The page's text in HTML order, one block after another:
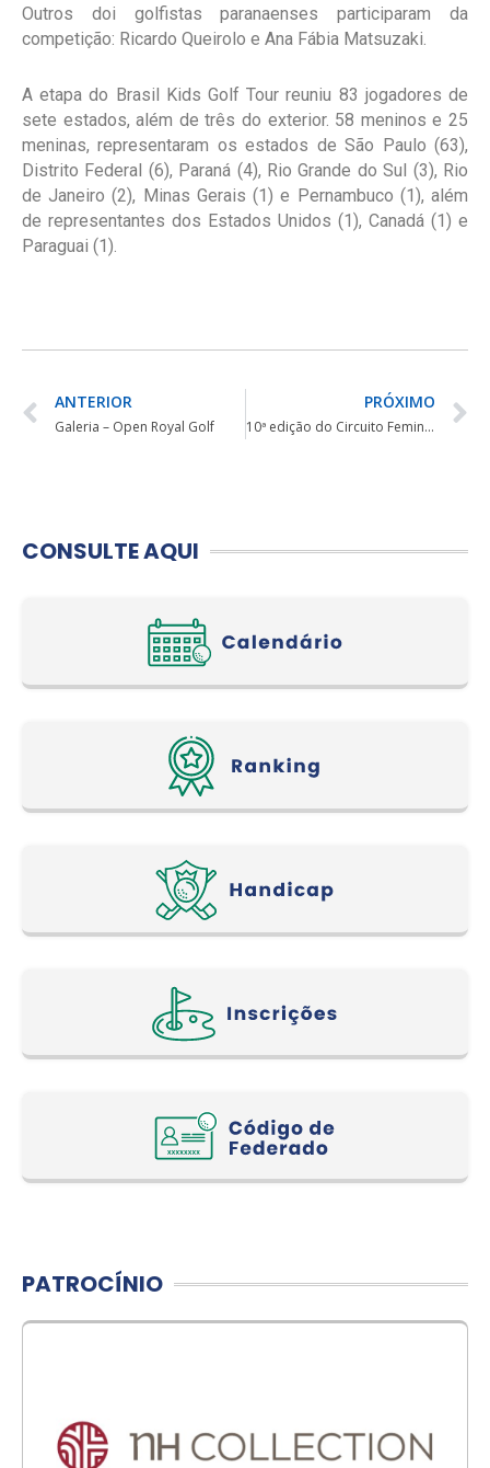
Outros doi golfistas paranaenses participaram da
competição: Ricardo Queirolo e Ana Fábia Matsuzaki.
A etapa do Brasil Kids Golf Tour reuniu 83 jogadores de
sete estados, além de três do exterior. 58 meninos e 25
meninas, representaram os estados de São Paulo (63),
Distrito Federal (6), Paraná (4), Rio Grande do Sul (3), Rio
de Janeiro (2), Minas Gerais (1) e Pernambuco (1), além
de representantes dos Estados Unidos (1), Canadá (1) e
Paraguai (1).
ANTERIOR
Galeria – Open Royal Golf
PRÓXIMO
10ª edição do Circuito Feminino Best Golf tem calendário definido
CONSULTE AQUI
PATROCÍNIO